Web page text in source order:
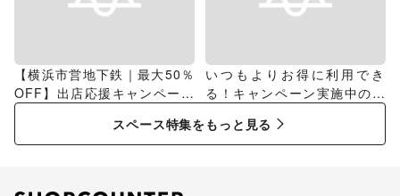
【横浜市営地下鉄｜最大50％
OFF】出店応援キャンペーン
特集
いつもよりお得に利用でき
る！キャンペーン実施中のス
スペース特集をもっと見る